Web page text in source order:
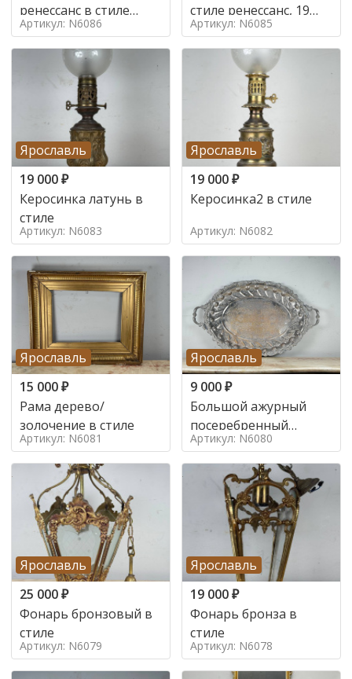
ренессанс в стиле
ренессанс,
Артикул: N6086
стиле ренессанс, 19
век
Артикул: N6085
Ярославль
19 000₽
Керосинка латунь в
стиле
Артикул: N6083
Ярославль
19 000₽
Керосинка2 в стиле
Артикул: N6082
Ярославль
15 000₽
Рама дерево/
золочение в стиле
Артикул: N6081
Ярославль
9 000₽
Большой ажурный
посеребренный
поднос в стиле
Артикул: N6080
Ярославль
25 000₽
Фонарь бронзовый в
стиле
Артикул: N6079
Ярославль
19 000₽
Фонарь бронза в
стиле
Артикул: N6078